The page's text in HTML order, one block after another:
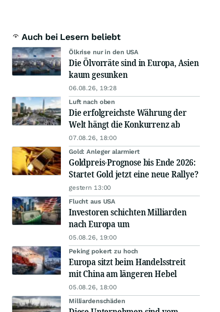
Auch bei Lesern beliebt
Ölkrise nur in den USA
Die Ölvorräte sind in Europa, Asien
kaum gesunken
06.08.26, 19:28
Luft nach oben
Die erfolgreichste Währung der
Welt hängt die Konkurrenz ab
07.08.26, 18:00
Gold: Anleger alarmiert
Goldpreis-Prognose bis Ende 2026:
Startet Gold jetzt eine neue Rallye?
gestern 13:00
Flucht aus USA
Investoren schichten Milliarden
nach Europa um
05.08.26, 19:00
Peking pokert zu hoch
Europa sitzt beim Handelsstreit
mit China am längeren Hebel
05.08.26, 18:00
Milliardenschäden